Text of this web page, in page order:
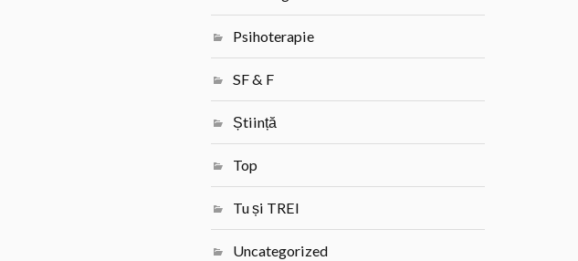
Psihoterapie
SF & F
Știință
Top
Tu și TREI
Uncategorized